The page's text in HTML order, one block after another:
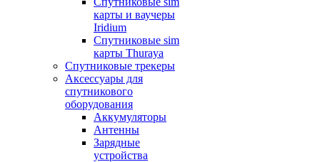
карты и ваучеры
Iridium
Спутниковые sim
карты Thuraya
Спутниковые трекеры
Аксессуары для
спутникового
оборудования
Аккумуляторы
Антенны
Зарядные
устройства